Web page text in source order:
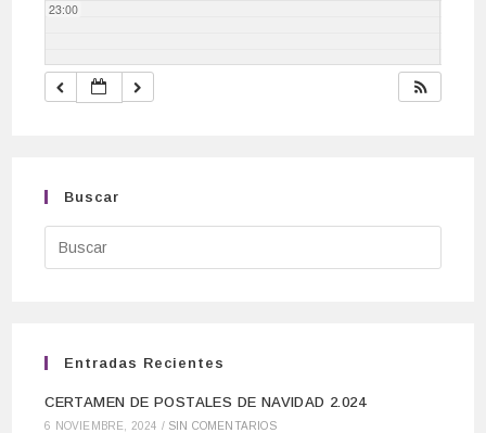
23:00
Buscar
Entradas Recientes
CERTAMEN DE POSTALES DE NAVIDAD 2.024
6 NOVIEMBRE, 2024 / SIN COMENTARIOS